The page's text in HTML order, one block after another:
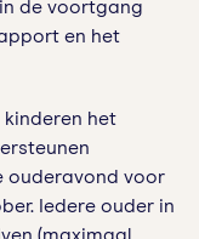
de voortgang
en het
het
ouderavond voor
Iedere ouder in